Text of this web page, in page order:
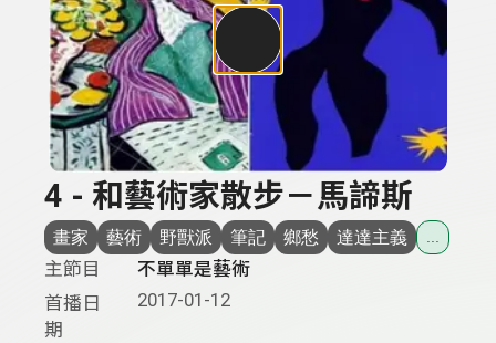
4 - 和藝術家散步－馬諦斯
畫家 藝術 野獸派 筆記 鄉愁 達達主義 ...
主節目
不單單是藝術
首播日
期
2017-01-12